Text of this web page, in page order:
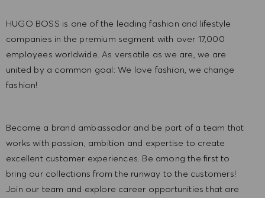
HUGO BOSS is one of the leading fashion and lifestyle
companies in the premium segment with over 17,000
employees worldwide. As versatile as we are, we are
united by a common goal: We love fashion, we change
fashion!
Become a brand ambassador and be part of a team that
works with passion, ambition and expertise to create
excellent customer experiences. Be among the first to
bring our collections from the runway to the customers!
Join our team and explore career opportunities that are